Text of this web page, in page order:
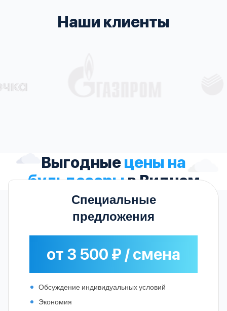
Наши клиенты
Выгодныецены на
бульдозерыв Видном
Специальные
предложения
от 3 500 ₽ / смена
Обсуждение индивидуальных условий
Экономия